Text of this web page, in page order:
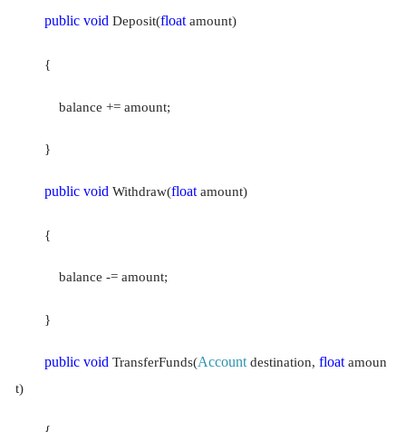
public void Deposit(floatamount)
{
balance += amount;
}
public void Withdraw(float amount)
{
balance -= amount;
}
public void TransferFunds(Account destination, float amoun
t)